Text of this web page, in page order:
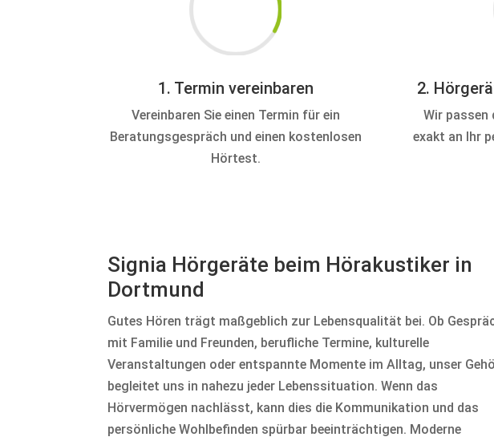
1. Termin vereinbaren
Vereinbaren Sie einen Termin für ein
Beratungsgespräch und einen kostenlosen
Hörtest.
2.
Wir passen
exakt an Ihr
Signia Hörgeräte beim Hörakustiker in
Dortmund
Gutes Hören trägt maßgeblich zur Lebensqualität bei. Ob
mit Familie und Freunden, berufliche Termine, kulturelle
Veranstaltungen oder entspannte Momente im Alltag, unser
begleitet uns in nahezu jeder Lebenssituation. Wenn das
Hörvermögen nachlässt, kann dies die Kommunikation und das
persönliche Wohlbefinden spürbar beeinträchtigen. Moderne